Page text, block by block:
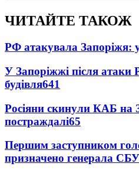
ЧИТАЙТЕ ТАКОЖ
РФ атакувала Запоріжя:
У Запоріжжі після атаки
будівля641
Росіяни скинули КАБ на
постраждалі65
Першим заступником
призначено генерала СБУ